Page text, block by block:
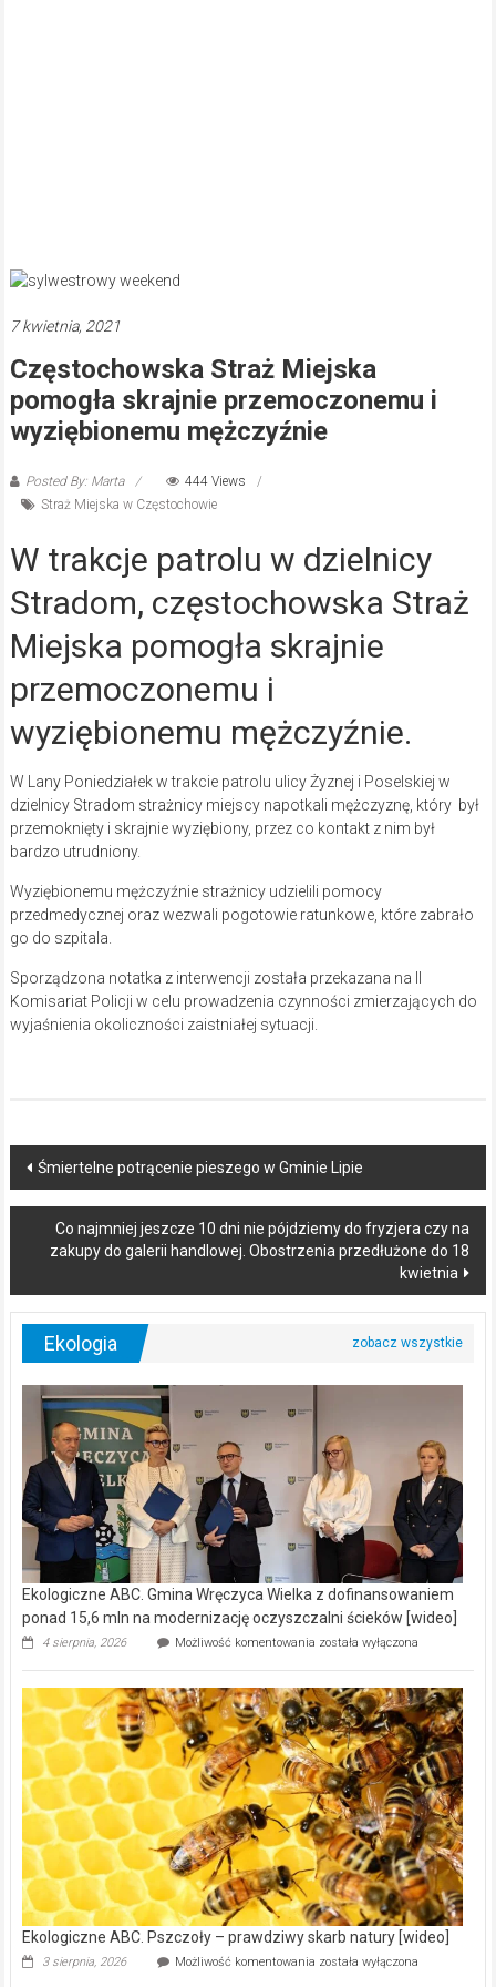
7 kwietnia, 2021
Częstochowska Straż Miejska
pomogła skrajnie przemoczonemu i
wyziębionemu mężczyźnie
Posted By: Marta
444 Views
Straż Miejska w Częstochowie
W trakcje patrolu w dzielnicy
Stradom, częstochowska Straż
Miejska pomogła skrajnie
przemoczonemu i
wyziębionemu mężczyźnie.
W Lany Poniedziałek w trakcie patrolu ulicy Żyznej i Poselskiej w
dzielnicy Stradom strażnicy miejscy napotkali mężczyznę, który był
przemoknięty i skrajnie wyziębiony, przez co kontakt z nim był
bardzo utrudniony.
Wyziębionemu mężczyźnie strażnicy udzielili pomocy
przedmedycznej oraz wezwali pogotowie ratunkowe, które zabrało
go do szpitala.
Sporządzona notatka z interwencji została przekazana na II
Komisariat Policji w celu prowadzenia czynności zmierzających do
wyjaśnienia okoliczności zaistniałej sytuacji.
Post
navigation
Śmiertelne potrącenie pieszego w Gminie Lipie
Co najmniej jeszcze 10 dni nie pójdziemy do fryzjera czy na
zakupy do galerii handlowej. Obostrzenia przedłużone do 18
kwietnia
Ekologia
Ekologiczne ABC. Gmina Wręczyca Wielka z dofinansowaniem
ponad 15,6 mln na modernizację oczyszczalni ścieków [wideo]
4 sierpnia, 2026 Możliwość komentowania Ekologiczne
Wręczyca
Wielka
z
dofinansowaniem
ponad
15,6
mln
na
modernizację
oczyszczalni
ścieków
[wideo]
została wyłączona
Ekologiczne ABC. Pszczoły – prawdziwy skarb natury [wideo]
3 sierpnia, 2026 Możliwość komentowania Ekologiczne
została wyłączona